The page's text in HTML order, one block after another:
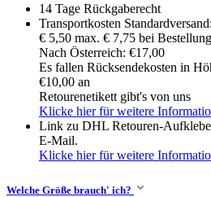
14 Tage Rückgaberecht
Transportkosten Standardversand:
€ 5,50 max. € 7,75 bei
Nach Österreich: €17,00
Es fallen Rücksendekosten in
€10,00 an
Retourenetikett gibt's von uns
Klicke hier für weitere
Link zu DHL Retouren-
E-Mail.
Klicke hier für weitere
Welche Größe brauch' ich?